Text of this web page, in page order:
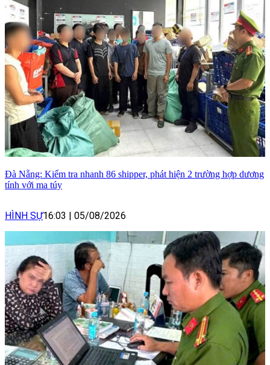
Đà Nẵng: Kiểm tra nhanh 86 shipper, phát hiện 2 trường hợp dương
tính với ma túy
HÌNH SỰ16:03 05/08/2026